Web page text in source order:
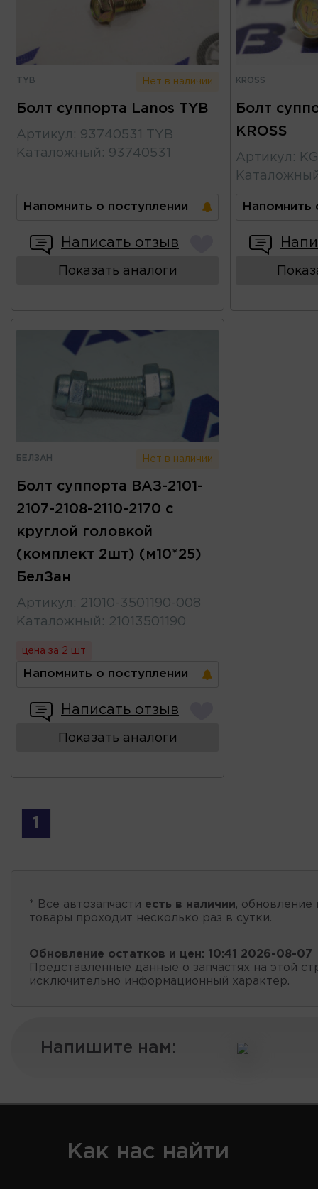
TYB Нет в наличии
Болт суппорта Lanos TYB
Артикул : 93740531 TYB
Каталожный : 93740531
Напомнить о поступлении
Написать отзыв
Показать аналоги
KROSS
Болт
KROSS
Артикул :
Напомнить
БЕЛЗАН Нет в наличии
Болт суппорта ВАЗ-2101-
2107-2108-2110-2170 с
круглой головкой
(комплект 2шт) (м10*25)
БелЗан
Артикул : 21010-3501190-008
Каталожный : 21013501190
цена за 2 шт
Напомнить о поступлении
Написать отзыв
Показать аналоги
1
* Все автозапчасти есть в наличии, обновление
товары проходит несколько раз в сутки.
Обновление остатков и цен: 10:41 2026-08-07
Представленные данные о запчастях на этой
исключительно информационный характер.
Напишите нам:
Как нас найти